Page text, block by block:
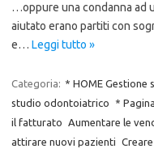
…oppure una condanna ad
aiutato erano partiti con
e… Leggi tutto »
Categoria: * HOME
studio odontoiatrico
*
il fatturato Aumentare le
attirare nuovi pazienti